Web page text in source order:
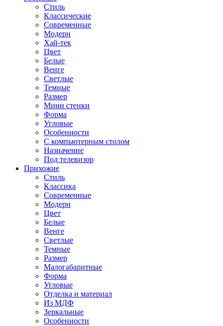
Стиль
Классические
Современные
Модерн
Хай-тек
Цвет
Белые
Венге
Светлые
Темные
Размер
Мини стенки
Форма
Угловые
Особенности
С компьютерным столом
Назначение
Под телевизор
Прихожие
Стиль
Классика
Современные
Модерн
Цвет
Белые
Венге
Светлые
Темные
Размер
Малогабаритные
Форма
Угловые
Отделка и материал
Из МДФ
Зеркальные
Особенности